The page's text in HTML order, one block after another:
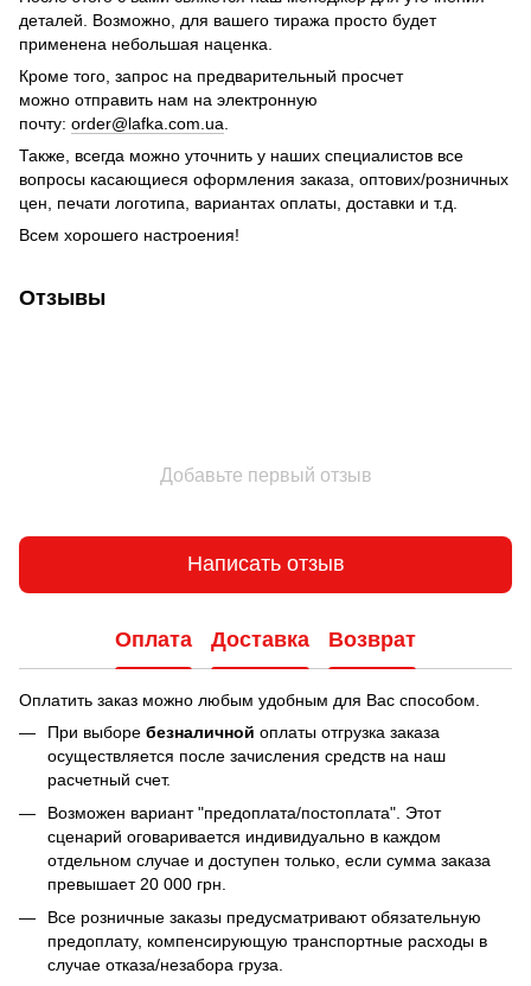
деталей. Возможно, для вашего тиража просто будет
применена небольшая наценка.
Кроме того, запрос на предварительный просчет
можно отправить нам на электронную
почту: order@lafka.com.ua
Также, всегда можно уточнить у наших специалистов все
вопросы касающиеся оформления заказа, оптових/розничных
цен, печати логотипа, вариантах оплаты, доставки и т.д.
Всем хорошего настроения!
Отзывы
Добавьте первый отзыв
Написать отзыв
Оплата Доставка Возврат
Оплатить заказ можно любым удобным для Вас способом.
При выборе безналичной оплаты отгрузка заказа
осуществляется после зачисления средств на наш
расчетный счет.
Возможен вариант "предоплата/постоплата". Этот
сценарий оговаривается индивидуально в каждом
отдельном случае и доступен только, если сумма заказа
превышает 20 000 грн.
Все розничные заказы предусматривают обязательную
предоплату, компенсирующую транспортные расходы в
случае отказа/незабора груза.